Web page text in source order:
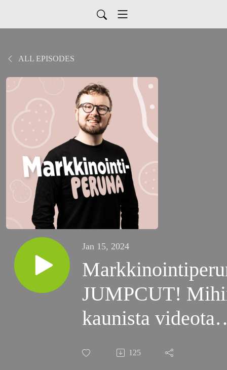
ALL EPISODES
Jan 15, 2024
JUMPCUT!
kaunista videota
tarvitaan UGC-
125